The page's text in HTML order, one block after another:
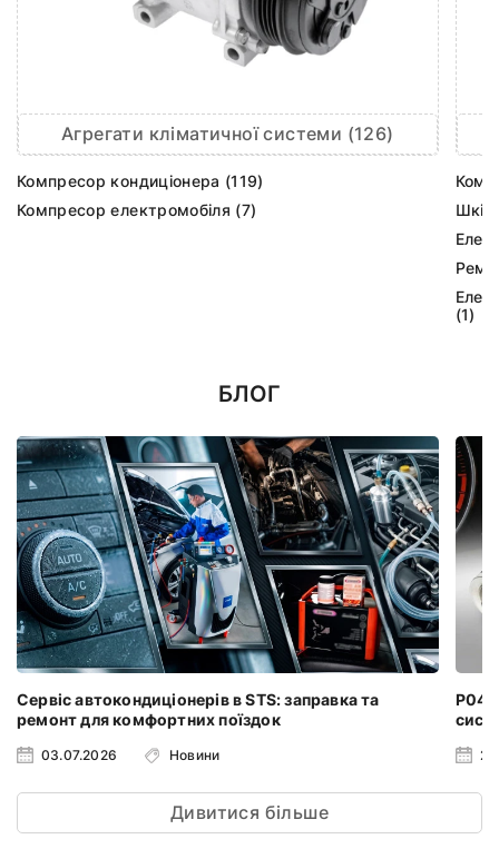
Агрегати кліматичної системи (126)
Компресор кондиціонера (119)
Компресор електромобіля (7)
Шків
(1)
БЛОГ
Сервіс автокондиціонерів в STS: заправка та
ремонт для комфортних поїздок
03.07.2026 Новини
Дивитися більше